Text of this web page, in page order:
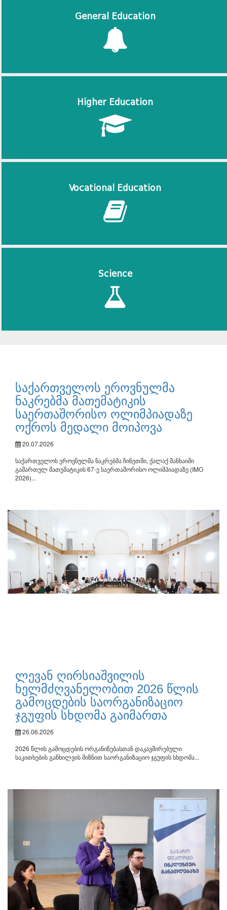
General Education
Higher Education
Vocational Education
Science
საქართველოს ეროვნულმა
ნაკრებმა მათემატიკის
საერთაშორისო ოლიმპიადაზე
ოქროს მედალი მოიპოვა
20.07.2026
საქართველოს ეროვნულმა ნაკრებმა ჩინეთში, ქალაქ შანხაიში
გამართულ მათემატიკის 67-ე საერთაშორისო ოლიმპიადაზე (IMO
2026)...
ლევან ღირსიაშვილის
ხელმძღვანელობით 2026 წლის
გამოცდების საორგანიზაციო
ჯგუფის სხდომა გაიმართა
26.06.2026
2026 წლის გამოცდების ორგანიზებასთან დაკავშირებული
საკითხების განხილვის მიზნით საორგანიზაციო ჯგუფის სხდომა...